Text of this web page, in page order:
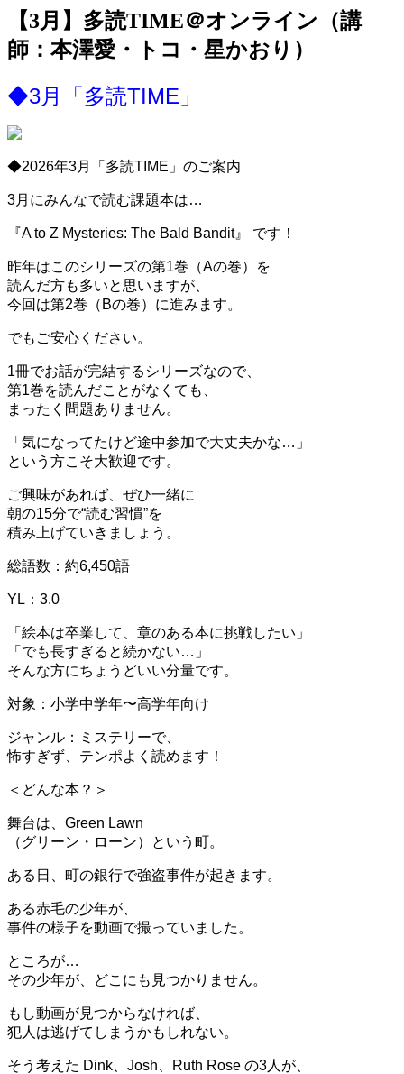
【3月】多読TIME＠オンライン（講
師：本澤愛・トコ・星かおり）
◆3月「多読TIME」
◆2026年3月「多読TIME」のご案内
3月にみんなで読む課題本は…
『A to Z Mysteries: The Bald Bandit』 です！
昨年はこのシリーズの第1巻（Aの巻）を
読んだ方も多いと思いますが、
今回は第2巻（Bの巻）に進みます。
でもご安心ください。
1冊でお話が完結するシリーズなので、
第1巻を読んだことがなくても、
まったく問題ありません。
「気になってたけど途中参加で大丈夫かな…」
という方こそ大歓迎です。
ご興味があれば、ぜひ一緒に
朝の15分で“読む習慣”を
積み上げていきましょう。
総語数：約6,450語
YL：3.0
「絵本は卒業して、章のある本に挑戦したい」
「でも長すぎると続かない…」
そんな方にちょうどいい分量です。
対象：小学中学年〜高学年向け
ジャンル：ミステリーで、
怖すぎず、テンポよく読めます！
＜どんな本？＞
舞台は、Green Lawn
（グリーン・ローン）という町。
ある日、町の銀行で強盗事件が起きます。
ある赤毛の少年が、
事件の様子を動画で撮っていました。
ところが…
その少年が、どこにも見つかりません。
もし動画が見つからなければ、
犯人は逃げてしまうかもしれない。
そう考えた Dink、Josh、Ruth Rose の3人が、